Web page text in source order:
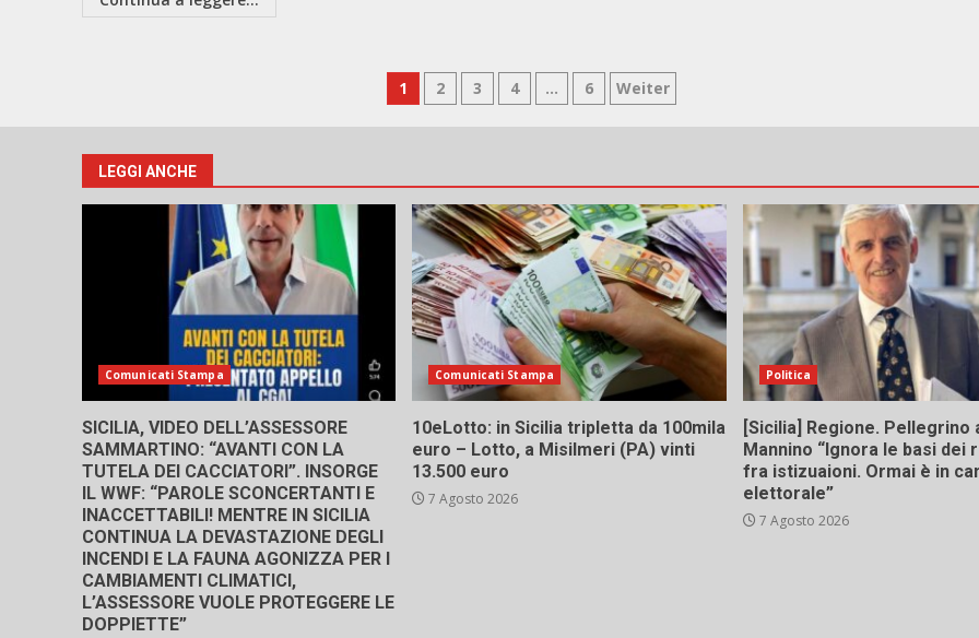
Paginazione
degli
articoli
1 2 3 4 … 6 Weiter
LEGGI ANCHE
Comunicati Stampa
SICILIA, VIDEO DELL’ASSESSORE
SAMMARTINO: “AVANTI CON LA
TUTELA DEI CACCIATORI”. INSORGE
IL WWF: “PAROLE SCONCERTANTI E
INACCETTABILI! MENTRE IN SICILIA
CONTINUA LA DEVASTAZIONE DEGLI
INCENDI E LA FAUNA AGONIZZA PER I
CAMBIAMENTI CLIMATICI,
L’ASSESSORE VUOLE PROTEGGERE LE
DOPPIETTE”
Comunicati Stampa
10eLotto: in Sicilia tripletta da 100mila
euro – Lotto, a Misilmeri (PA) vinti
13.500 euro
7 Agosto 2026
Politica
[Sicilia] Regione. Pellegrino
Mannino “Ignora le basi dei
fra istizuaioni. Ormai è in
elettorale”
7 Agosto 2026